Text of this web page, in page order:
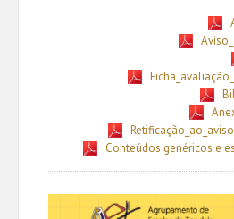
Conteúdos genéricos e